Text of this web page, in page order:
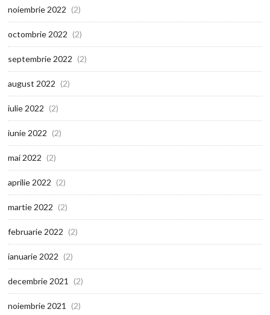
noiembrie 2022 (2)
octombrie 2022 (2)
septembrie 2022 (2)
august 2022 (2)
iulie 2022 (2)
iunie 2022 (2)
mai 2022 (2)
aprilie 2022 (2)
martie 2022 (2)
februarie 2022 (2)
ianuarie 2022 (2)
decembrie 2021 (2)
noiembrie 2021 (2)